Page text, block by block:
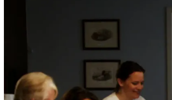
En bittersøt film om to beboere på et aldershjem –
snitt til å stikke av med sin kjære – i rullestolen, for å